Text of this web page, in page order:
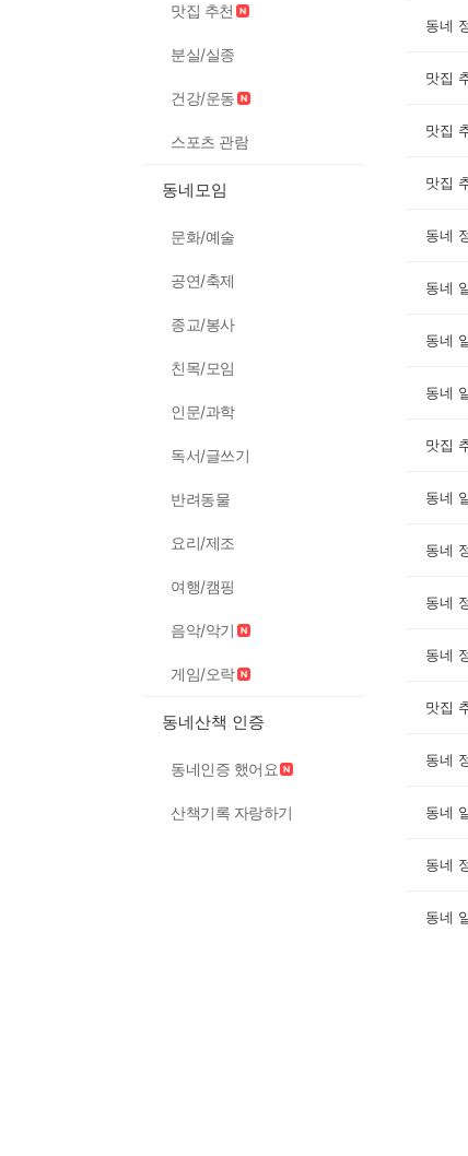
맛집 추천
분실/실종
건강/운동
스포츠 관람
동네모임
문화/예술
공연/축제
종교/봉사
친목/모임
인문/과학
독서/글쓰기
반려동물
요리/제조
여행/캠핑
음악/악기
게임/오락
동네산책 인증
동네인증 했어요
산책기록 자랑하기
동네
맛집
맛집
맛집
동네
동네
동네
동네
맛집
동네
동네
동네
동네
맛집
동네
동네
동네
동네